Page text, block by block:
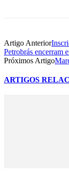
Artigo Anterior
Petrobrás encerram
Próximos Artigo
ARTIGOS